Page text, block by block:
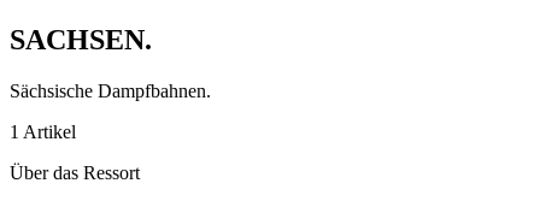
SACHSEN.
Sächsische Dampfbahnen.
1 Artikel
Über das Ressort